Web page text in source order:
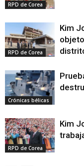
RPD de Corea
RPD de Corea
Kim
Crónicas bélicas
RPD de Corea
Kim